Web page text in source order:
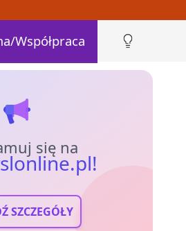
Współpraca
się na
SZCZEGÓŁY